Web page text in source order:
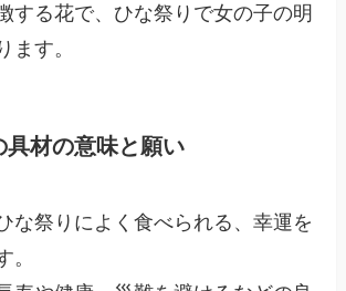
する花で、ひな祭りで女の子の明
ます。
具材の意味と願い
な祭りによく食べられる、幸運を
。